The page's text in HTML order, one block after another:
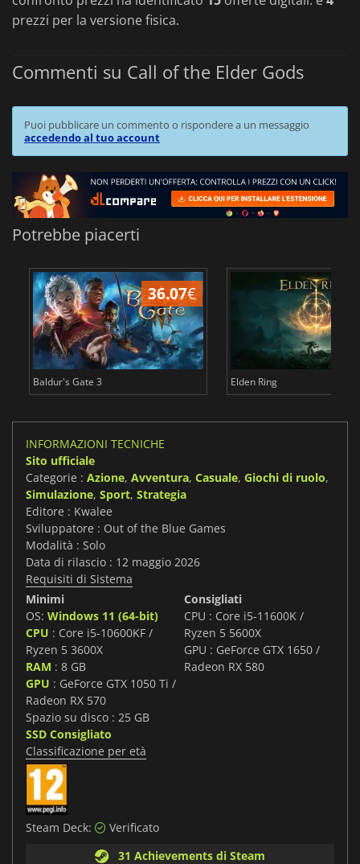
prezzi per la versione fisica.
Commenti su Call of the Elder Gods
Puoi pubblicare un commento o rispondere a un messaggio
accedendo al tuo account
Potrebbe piacerti
36.07€
Baldur's Gate 3 Elden Ring
INFORMAZIONI TECNICHE
Sito ufficiale
Categorie : Azione, Avventura, Casuale, Giochi di ruolo,
Simulazione, Sport, Strategia
Editore : Kwalee
Sviluppatore : Out of the Blue Games
Modalità : Solo
Data di rilascio : 12 maggio 2026
Requisiti di Sistema
Minimi
OS: Windows 11 (64-bit)
CPU : Core i5-10600KF /
Ryzen 5 3600X
RAM : 8 GB
GPU : GeForce GTX 1050 Ti /
Radeon RX 570
Spazio su disco : 25 GB
SSD Consigliato
Consigliati
CPU : Core i5-11600K /
Ryzen 5 5600X
GPU : GeForce GTX 1650 /
Radeon RX 580
Classificazione per età
Steam Deck:
Verificato
31 Achievements di Steam